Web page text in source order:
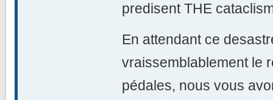
predisent THE
En attendant ce
vraissemblablement le
pédales, nous vous